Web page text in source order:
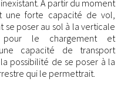
A partir du moment
une forte capacité de vol,
poser au sol à la verticale
pour le chargement et
capacité de transport
possibilité de se poser à la
qui le permettrait.